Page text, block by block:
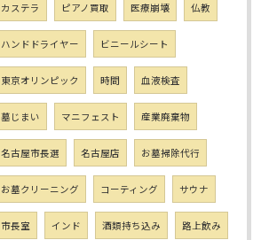
カステラ ピアノ買取 医療崩壊 仏教
ハンドドライヤー ビニールシート
東京オリンピック 時間 血液検査
墓じまい マニフェスト 産業廃棄物
名古屋市長選 名古屋店 お墓掃除代行
お墓クリーニング コーティング サウナ
市長室 インド 酒類持ち込み 路上飲み